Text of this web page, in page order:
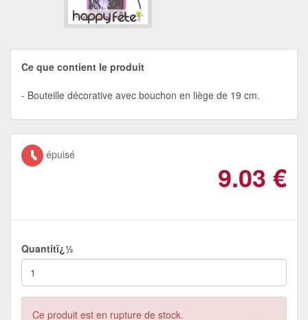
Ce que contient le produit
Bouteille décorative avec bouchon en liège de 19 cm.
épuisé
9.03 €
Quantitï¿½
Ce produit est en rupture de stock.